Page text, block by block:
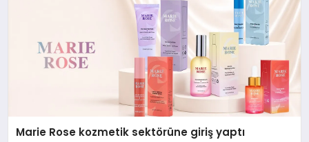
Marie Rose kozmetik sektörüne giriş yaptı